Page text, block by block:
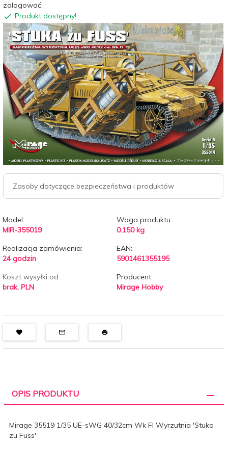
zalogować.
Produkt dostępny!
Zasoby dotyczące bezpieczeństwa i produktów
Model:
MIR-355019
Waga produktu:
0.150 kg
Realizacja zamówienia:
24 godzin
EAN:
5901461355195
Koszt wysyłki od:
brak. PLN
Producent:
Mirage Hobby
OPIS PRODUKTU
Mirage 35519 1/35 UE-sWG 40/32cm Wk Fl Wyrzutnia 'Stuka
zu Fuss'